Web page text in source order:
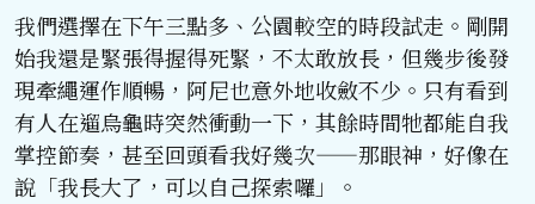
我們選擇在下午三點多、公園較空的時段試走。剛開
始我還是緊張得握得死緊，不太敢放長，但幾步後發
現牽繩運作順暢，阿尼也意外地收斂不少。只有看到
有人在遛烏龜時突然衝動一下，其餘時間牠都能自我
掌控節奏，甚至回頭看我好幾次——那眼神，好像在
說「我長大了，可以自己探索囉」。